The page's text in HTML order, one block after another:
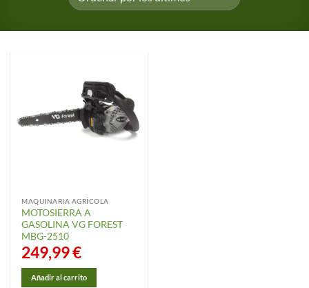
MAQUINARIA AGRÍCOLA
MOTOSIERRA A
GASOLINA VG FOREST
MBG-2510
249,99€
Añadir al carrito